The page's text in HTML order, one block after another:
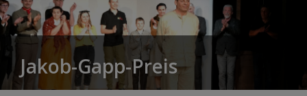
Jakob-Gapp-Preis